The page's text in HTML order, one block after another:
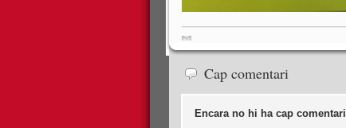
Cap comentari
Encara no hi ha cap comentari